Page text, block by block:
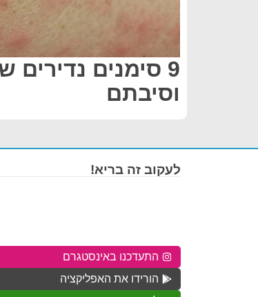
9 סימנים
וסיבתם
לעקוב זה בריא!
התעדכנו באינסטגרם
הורידו את האפליקציה